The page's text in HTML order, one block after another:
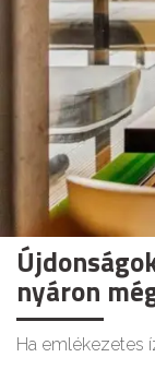
nyáron
Ha emlékezetes